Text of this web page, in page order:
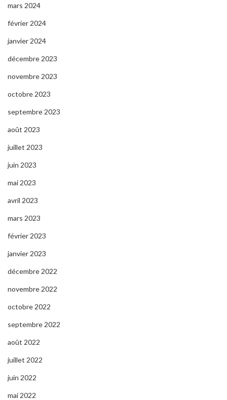
mars 2024
février 2024
janvier 2024
décembre 2023
novembre 2023
octobre 2023
septembre 2023
août 2023
juillet 2023
juin 2023
mai 2023
avril 2023
mars 2023
février 2023
janvier 2023
décembre 2022
novembre 2022
octobre 2022
septembre 2022
août 2022
juillet 2022
juin 2022
mai 2022